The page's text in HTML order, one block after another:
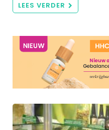
LEES VERDER